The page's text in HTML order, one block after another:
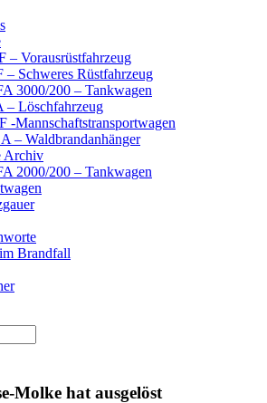
– Vorausrüstfahrzeug
– Schweres Rüstfahrzeug
3000/200 – Tankwagen
– Löschfahrzeug
-Mannschaftstransportwagen
– Waldbrandanhänger
Archiv
2000/200 – Tankwagen
Brandfall
Molke hat ausgelöst